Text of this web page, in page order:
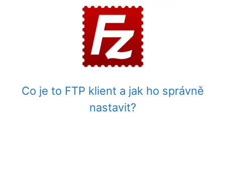
Co je to FTP klient a jak ho správně
nastavit?